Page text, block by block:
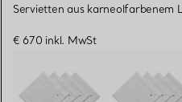
Servietten aus karneolfarbenem
€ 670 inkl. MwSt